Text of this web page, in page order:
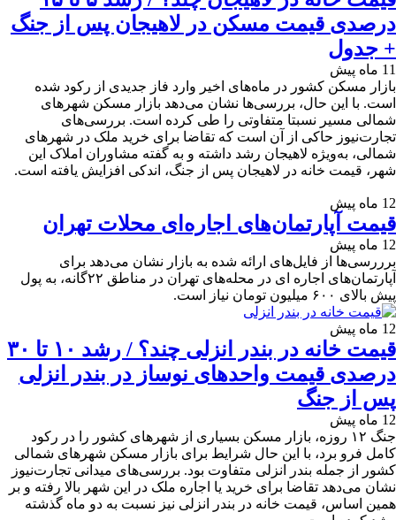
درصدی قیمت مسکن در لاهیجان پس از جنگ
+ جدول
11 ماه پیش
بازار مسکن کشور در ماه‌های اخیر وارد فاز جدیدی از رکود شده
است. با این حال، بررسی‌ها نشان می‌دهد بازار مسکن شهرهای
شمالی مسیر نسبتا متفاوتی را طی کرده است. بررسی‌های
تجارت‌نیوز حاکی از آن است که تقاضا برای خرید ملک در شهرهای
شمالی، به‌ویژه لاهیجان رشد داشته و به گفته مشاوران املاک این
شهر، قیمت خانه در لاهیجان پس از جنگ، اندکی افزایش یافته است.
12 ماه پیش
قیمت آپارتمان‌های اجاره‌ای محلات تهران
12 ماه پیش
برررسی‌ها از فایل‌های ارائه شده به بازار نشان می‌دهد برای
آپارتمان‌های اجاره ای در محله‌های تهران در مناطق ۲۲گانه، به پول
پیش بالای ۶۰۰ میلیون تومان نیاز است.
12 ماه پیش
قیمت خانه در بندر انزلی چند؟ / رشد ۱۰ تا ۳۰
درصدی قیمت واحدهای نوساز در بندر انزلی
پس از جنگ
12 ماه پیش
جنگ ۱۲ روزه،‌ بازار مسکن بسیاری از شهرهای کشور را در رکود
کامل فرو برد، با این حال شرایط برای بازار مسکن شهرهای شمالی
کشور از جمله بندر انزلی متفاوت بود. بررسی‌های میدانی تجارت‌نیوز
نشان می‌دهد تقاضا برای خرید یا اجاره ملک در این شهر بالا رفته و بر
همین اساس، قیمت خانه در بندر انزلی نیز نسبت به دو ماه گذشته